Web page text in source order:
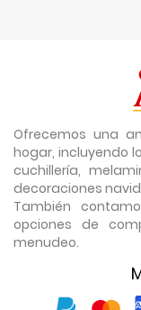
Ofrecemos una
hogar, incluyendo
cuchillería,
decoraciones
También
opciones de
menudeo.